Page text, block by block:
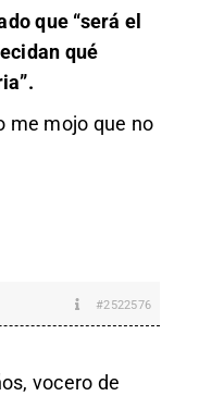
que “será el
qué
me mojo que no
#2522576
vocero de